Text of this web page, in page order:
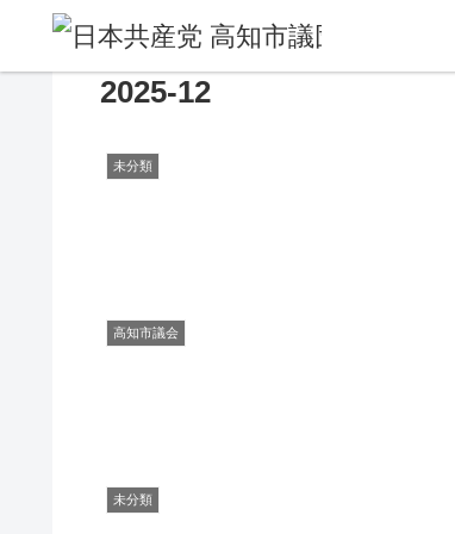
2025-12
未分類
高知市議会
未分類